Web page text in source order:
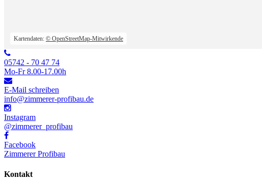
Kartendaten: © OpenStreetMap-Mitwirkende
05742 - 70 47 74
Mo-Fr 8.00-17.00h
E-Mail schreiben
info@zimmerer-profibau.de
Instagram
@zimmerer_profibau
Facebook
Zimmerer Profibau
Kontakt